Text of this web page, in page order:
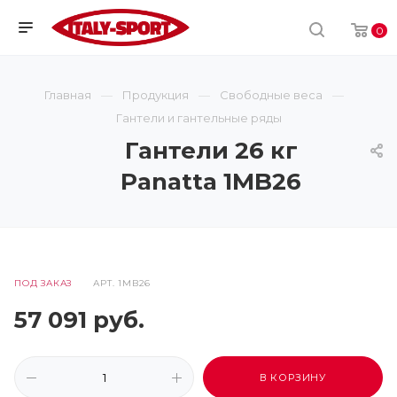
0
Главная Продукция
Свободные веса
Гантели и гантельные ряды
Гантели 26 кг
Panatta 1MB26
ПОД ЗАКАЗ АРТ.1MB26
57 091 руб.
В КОРЗИНУ